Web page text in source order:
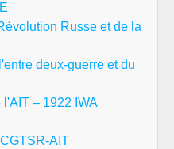
Russe et de la
deux-guerre et du
– 1922 IWA
AIT